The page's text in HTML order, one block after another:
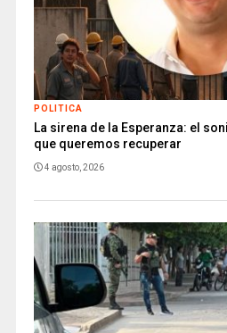
POLITICA
La sirena de la Esperanza: el
que queremos recuperar
4 agosto, 2026